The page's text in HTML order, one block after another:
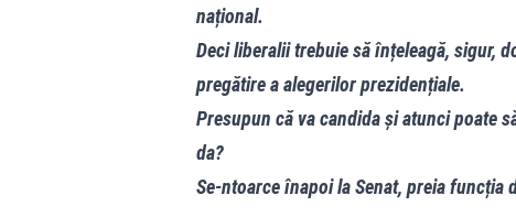
național.
Deci liberalii trebuie să înțeleagă, sigur,
pregătire a alegerilor prezidențiale.
Presupun că va candida și atunci poate
da?
Se-ntoarce înapoi la Senat, preia funcția